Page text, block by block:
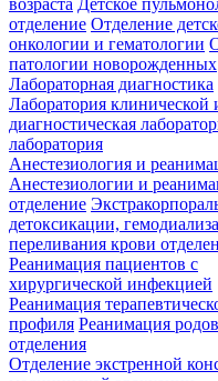
отделение Отделение
онкологии и гематологии
патологии новорожденных
Лабораторная диагностика
Лаборатория
диагностическая
лаборатория
Анестезиология и
Анестезиологии и
отделение
детоксикации,
переливания крови
Реанимация пациентов с
хирургической инфекцией
Реанимация
профиля Реанимация
отделения
Отделение экстренной